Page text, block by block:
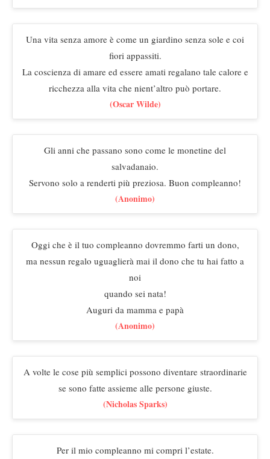
Una vita senza amore è come un giardino senza sole e coi
fiori appassiti.
La coscienza di amare ed essere amati regalano tale calore e
ricchezza alla vita che nient’altro può portare.
(Oscar Wilde)
Gli anni che passano sono come le monetine del
salvadanaio.
Servono solo a renderti più preziosa. Buon compleanno!
(Anonimo)
Oggi che è il tuo compleanno dovremmo farti un dono,
ma nessun regalo uguaglierà mai il dono che tu hai fatto a
noi
quando sei nata!
Auguri da mamma e papà
(Anonimo)
A volte le cose più semplici possono diventare straordinarie
se sono fatte assieme alle persone giuste.
(Nicholas Sparks)
Per il mio compleanno mi compri l’estate.